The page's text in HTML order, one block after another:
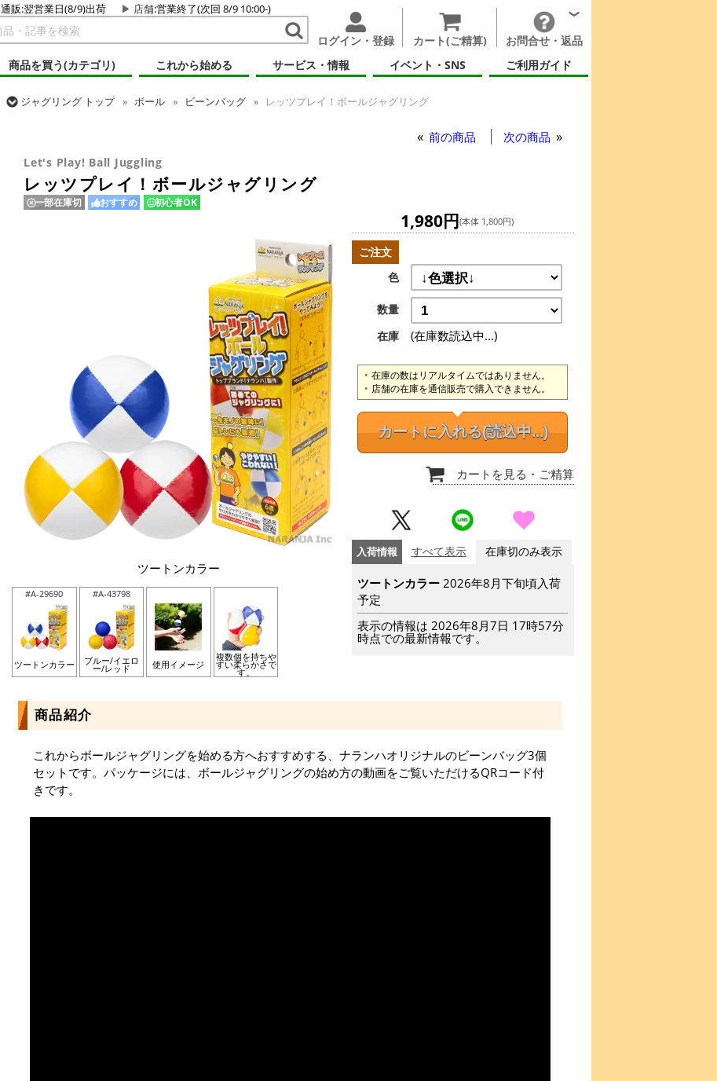
通販:翌営業日(8/9)出荷 店舗:営業終了(次回 8/9 10:00-)
ログイン・登録 カート(ご精算)
お問合せ・返品
商品を買う(カテゴリ)
これから始める サービス・情報 イベント・SNS ご利用ガイド
ジャグリング トップ ボール ビーンバッグ
レッツプレイ！ボールジャグリング
前の商品 次の商品
Let's Play! Ball Juggling
レッツプレイ！ボールジャグリング
一部在庫切 おすすめ 初心者OK
ツートンカラー
#A-29690
ツートンカラー
#A-43798
ブルー/イエロ
ー/レッド 使用イメージ
複数個を持ちや
すい柔らかさで
す。
1,980円(本体 1,800円)
ご注文
色
数量
在庫
(在庫数読込中...)
在庫の数はリアルタイムではありません。
店舗の在庫を通信販売で購入できません。
カートに入れる(読込中...)
カートを見る ・ご精算
入荷情報 すべて表示 在庫切のみ表示
ツートンカラー 2026年8月下旬頃入荷
予定
表示の情報は 2026年8月7日 17時57分
時点での最新情報です。
商品紹介
これからボールジャグリングを始める方へおすすめする、ナランハオリジナルのビーンバッグ3個
セットです。パッケージには、ボールジャグリングの始め方の動画をご覧いただけるQRコード付
きです。